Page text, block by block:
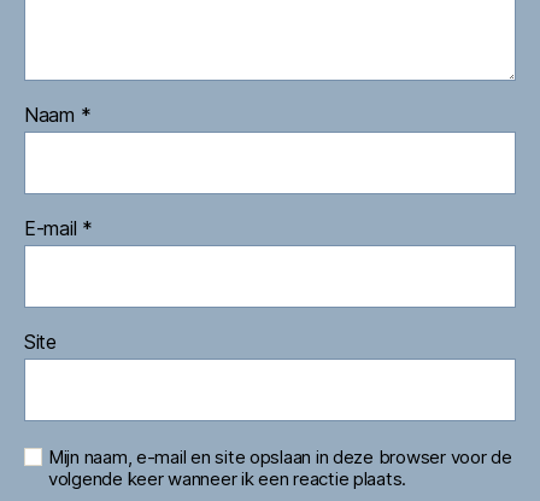
Naam *
E-mail *
Site
Mijn naam, e-mail en site opslaan in deze browser voor de
volgende keer wanneer ik een reactie plaats.